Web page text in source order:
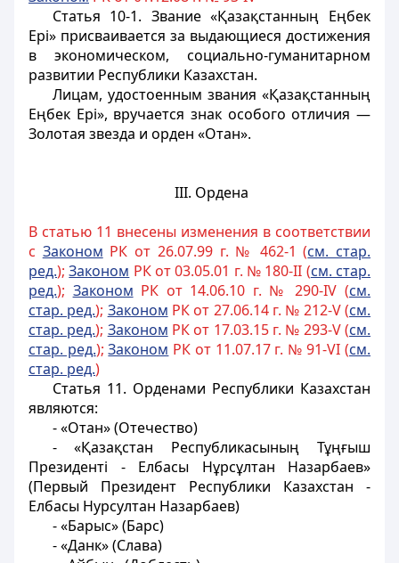
Статья 10-1. Звание «Қазақстанның Еңбек
Ері» присваивается за выдающиеся достижения
в экономическом, социально-гуманитарном
развитии Республики Казахстан.
Лицам, удостоенным звания «Қазақстанның
Еңбек Ері», вручается знак особого отличия —
Золотая звезда и орден «Отан».
III. Ордена
В статью 11 внесены изменения в соответствии
с Законом РК от 26.07.99 г. № 462-1 (см. стар.
ред.);Законом РК от 03.05.01 г. № 180-II (см. стар.
ред.); Законом РК от 14.06.10 г. № 290-IV (см.
стар. ред.); Законом РК от 27.06.14 г. № 212-V (см.
стар. ред.); Законом РК от 17.03.15 г. № 293-V (см.
стар. ред.);Законом РК от 11.07.17 г. № 91-VI (см.
стар. ред.)
Статья 11. Орденами Республики Казахстан
являются:
- «Отан» (Отечество)
- «Қазақстан Республикасының Тұңғыш
Президенті - Елбасы Нұрсұлтан Назарбаев»
(Первый Президент Республики Казахстан -
Елбасы Нурсултан Назарбаев)
- «Барыс» (Барс)
- «Данк» (Слава)